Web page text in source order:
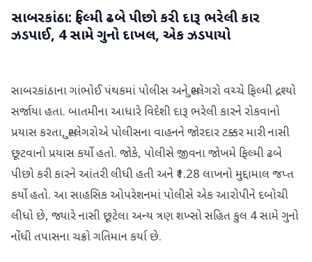
સાબરકાંઠા: ફિલ્મી ઢબે પીછો કરી દારૂ ભરેલી કાર
ઝડપાઈ, 4 સામે ગુનો દાખલ, એક ઝડપાયો
સાબરકાંઠાના ગાંભોઈ પંથકમાં પોલીસ અને બુટલેગરો વચ્ચે ફિલ્મી દ્રશ્યો
સર્જાયા હતા. બાતમીના આધારે વિદેશી દારૂ ભરેલી કારને રોકવાનો
પ્રયાસ કરતા, બુટલેગરોએ પોલીસના વાહનને જોરદાર ટક્કર મારી નાસી
છૂટવાનો પ્રયાસ કર્યો હતો. જોકે, પોલીસે જીવના જોખમે ફિલ્મી ઢબે
પીછો કરી કારને આંતરી લીધી હતી અને ₹1.28 લાખનો મુદ્દામાલ જપ્ત
કર્યો હતો. આ સાહસિક ઓપરેશનમાં પોલીસે એક આરોપીને દબોચી
લીધો છે, જ્યારે નાસી છૂટેલા અન્ય ત્રણ શખ્સો સહિત કુલ 4 સામે ગુનો
નોંધી તપાસના ચક્રો ગતિમાન કર્યા છે.